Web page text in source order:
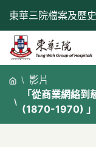
東華三院檔案及歷
影片
「從商業網絡
(1870-1970) 」